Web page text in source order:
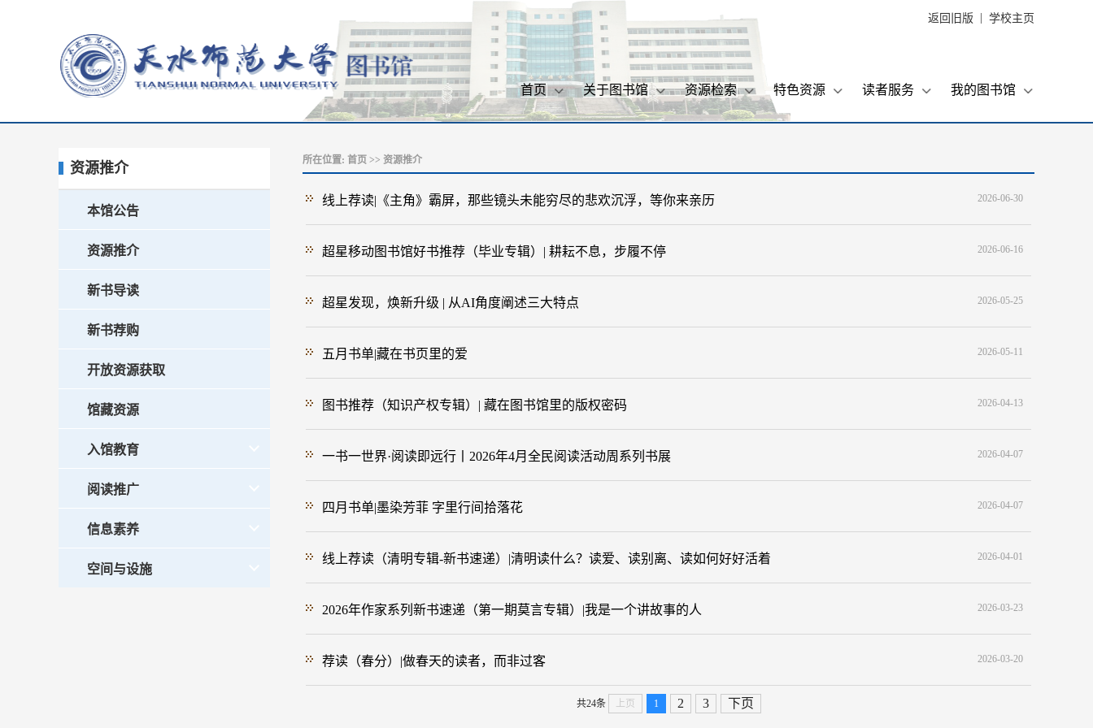
返回旧版 学校主页
首页 关于图书馆 资源检索 特色资源 读者服务 我的图书馆
资源推介
本馆公告
资源推介
新书导读
新书荐购
开放资源获取
馆藏资源
入馆教育
阅读推广
信息素养
空间与设施
所在位置: 首页 >> 资源推介
线上荐读|《主角》霸屏，那些镜头未能穷尽的悲欢沉浮，等你来亲历 2026-06-30
超星移动图书馆好书推荐（毕业专辑）| 耕耘不息，步履不停 2026-06-16
超星发现，焕新升级 | 从AI角度阐述三大特点 2026-05-25
五月书单|藏在书页里的爱 2026-05-11
图书推荐（知识产权专辑）| 藏在图书馆里的版权密码 2026-04-13
一书一世界·阅读即远行丨2026年4月全民阅读活动周系列书展 2026-04-07
四月书单|墨染芳菲 字里行间拾落花 2026-04-07
线上荐读（清明专辑-新书速递）|清明读什么？读爱、读别离、读如何好好活着 2026-04-01
2026年作家系列新书速递（第一期莫言专辑）|我是一个讲故事的人 2026-03-23
荐读（春分）|做春天的读者，而非过客 2026-03-20
共24条 上页 1 2 3 下页